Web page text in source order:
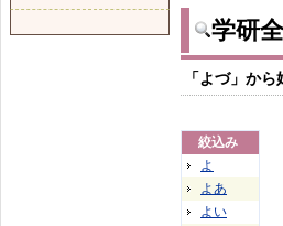
学研
「よづ」か
絞込み
よ
よあ
よい